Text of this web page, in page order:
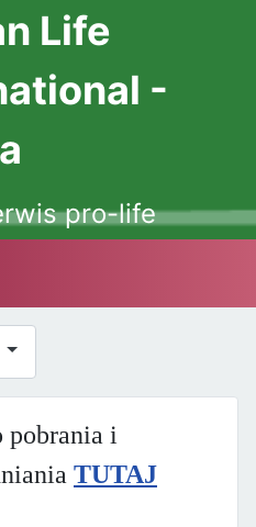
Life
-
pro-life
i
TUTAJ